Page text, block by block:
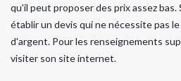
qu'il peut proposer des prix assez bas.
établir un devis qui ne nécessite pas
d'argent. Pour les renseignements
visiter son site internet.